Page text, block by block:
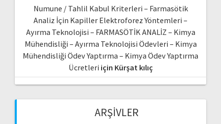
Numune / Tahlil Kabul Kriterleri – Farmasötik
Analiz İçin Kapiller Elektroforez Yöntemleri –
Ayırma Teknolojisi – FARMASÖTİK ANALİZ – Kimya
Mühendisliği – Ayırma Teknolojisi Ödevleri – Kimya
Mühendisliği Ödev Yaptırma – Kimya Ödev Yaptırma
Ücretleri için Kürşat kılıç
ARŞIVLER